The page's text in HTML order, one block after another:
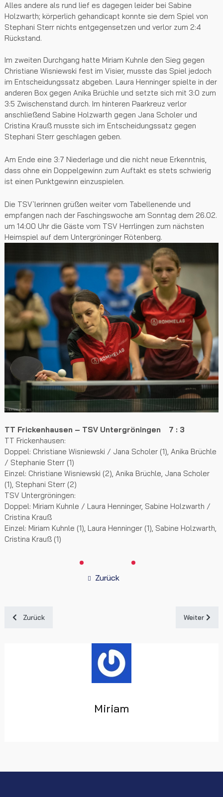
Alles andere als rund lief es dagegen leider bei Sabine
Holzwarth; körperlich gehandicapt konnte sie dem Spiel von
Stephani Sterr nichts entgegensetzen und verlor zum 2:4
Rückstand.
Im zweiten Durchgang hatte Miriam Kuhnle den Sieg gegen
Christiane Wisniewski fest im Visier, musste das Spiel jedoch
im Entscheidungssatz abgeben. Laura Henninger spielte in der
anderen Box gegen Anika Brüchle und setzte sich mit 3:0 zum
3:5 Zwischenstand durch. Im hinteren Paarkreuz verlor
anschließend Sabine Holzwarth gegen Jana Scholer und
Cristina Krauß musste sich im Entscheidungssatz gegen
Stephani Sterr geschlagen geben.
Am Ende eine 3:7 Niederlage und die nicht neue Erkenntnis,
dass ohne ein Doppelgewinn zum Auftakt es stets schwierig
ist einen Punktgewinn einzuspielen.
Die TSV`lerinnen grüßen weiter vom Tabellenende und
empfangen nach der Faschingswoche am Sonntag dem 26.02.
um 14:00 Uhr die Gäste vom TSV Herrlingen zum nächsten
Heimspiel auf dem Untergröninger Rötenberg.
TT Frickenhausen – TSV Untergröningen 7 : 3
TT Frickenhausen:
Doppel: Christiane Wisniewski / Jana Scholer (1), Anika Brüchle
/ Stephanie Sterr (1)
Einzel: Christiane Wisniewski (2), Anika Brüchle, Jana Scholer
(1), Stephani Sterr (2)
TSV Untergröningen:
Doppel: Miriam Kuhnle / Laura Henninger, Sabine Holzwarth /
Cristina Krauß
Einzel: Miriam Kuhnle (1), Laura Henninger (1), Sabine Holzwarth,
Cristina Krauß (1)
Zurück
Vorheriger Beitrag: Untergröningen mit Lebenszeichen 7:3
Zurück Nächster
Weiter
Miriam